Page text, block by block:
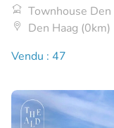
Townhouse Den
Den Haag (0km)
Vendu : 47